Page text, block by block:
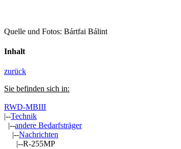
Quelle und Fotos: Bártfai Bálint
Inhalt
zurück
Sie befinden sich in:
RWD-MBIII
|--Technik
|--andere Bedarfsträger
|--Nachrichten
|--R-255MP